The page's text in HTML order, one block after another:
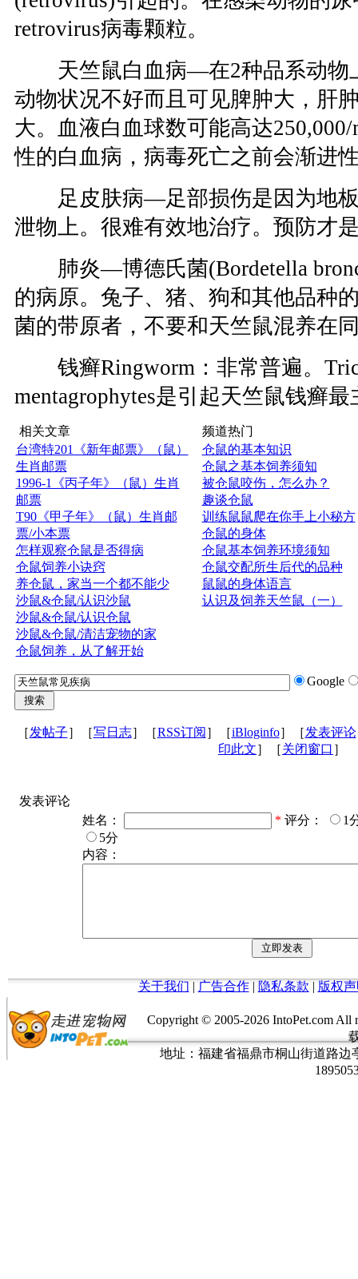
retrovirus病毒颗粒。
天竺鼠白血病—在2种品系动物
动物状况不好而且可见脾肿大，肝
大。血液白血球数可能高达
性的白血病，病毒死亡之前会渐进
足皮肤病—足部损伤是因为地板
泄物上。很难有效地治疗。预防才
肺炎—博德氏菌(Bordetella
的病原。兔子、猪、狗和其他品种
菌的带原者，不要和天竺鼠混养在
钱癣Ringworm：非常普遍。
mentagrophytes是引起天竺鼠钱癣
相关文章
台湾特201《新年邮票》（鼠）
生肖邮票
1996-1《丙子年》（鼠）生肖
邮票
T90《甲子年》（鼠）生肖邮
票/小本票
怎样观察仓鼠是否得病
仓鼠饲养小诀窍
养仓鼠，家当一个都不能少
沙鼠&仓鼠/认识沙鼠
沙鼠&仓鼠/认识仓鼠
沙鼠&仓鼠/清洁宠物的家
仓鼠饲养，从了解开始
频道热门
仓鼠的基本知识
仓鼠之基本饲养须知
被仓鼠咬伤，怎么办？
趣谈仓鼠
训练鼠鼠爬在你手上小秘方
仓鼠的身体
仓鼠基本饲养环境须知
仓鼠交配所生后代的品种
鼠鼠的身体语言
认识及饲养天竺鼠（一）
Google
［发帖子］［写日志］［RSS订阅 ］［iBloginfo］［发表评论
印此文］［关闭窗口 ］
发表评论
姓名：
* 评分：
1
5分
内容：
关于我们 | 广告合作| 隐私条款 | 版权
Copyright © 2005-2026 IntoPet.com
地址：福建省福鼎市桐山街道路边